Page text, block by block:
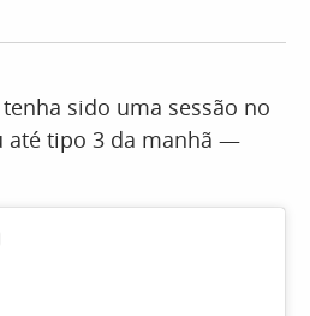
sido uma sessão no
até tipo 3 da manhã —